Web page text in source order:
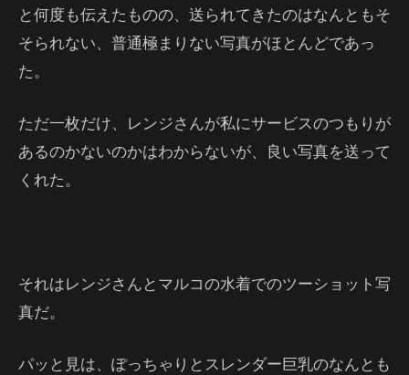
と何度も伝えたものの、送られてきたのはなんともそ
そられない、普通極まりない写真がほとんどであっ
た。
ただ一枚だけ、レンジさんが私にサービスのつもりが
あるのかないのかはわからないが、良い写真を送って
くれた。
それはレンジさんとマルコの水着でのツーショット写
真だ。
パッと見は、ぽっちゃりとスレンダー巨乳のなんとも